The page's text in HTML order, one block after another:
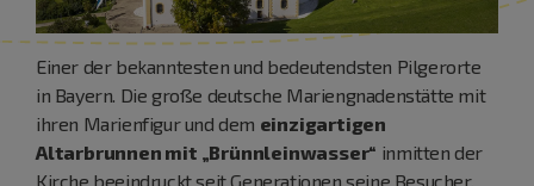
Einer der bekanntesten und bedeutendsten Pilgerorte
in Bayern. Die große deutsche Mariengnadenstätte mit
ihren Marienfigur und dem einzigartigen
Altarbrunnen mit „Brünnleinwasser“ inmitten der
Kirche beeindruckt seit Generationen seine Besucher.